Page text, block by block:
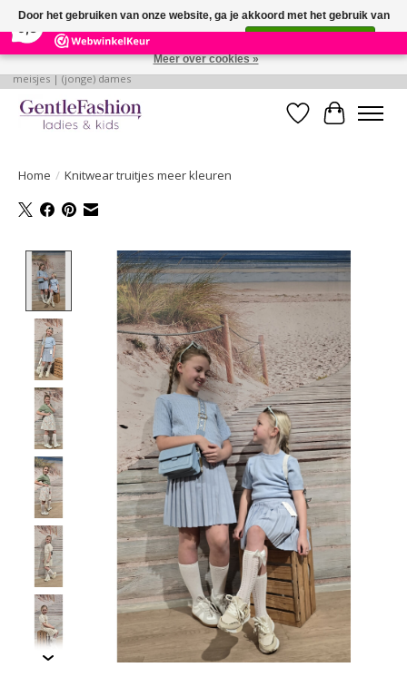
255 Reviews ×
Betaalbare, verantwoorde en style volle kleding voor baby's | jongens |
meisjes | (jonge) dames
Verlanglijst
Home / Knitwear truitjes meer kleuren
Product image slideshow Items
Door het gebruiken van onze website, ga je akkoord met het gebruik van
cookies om onze website te verbeteren.
Meer over cookies »